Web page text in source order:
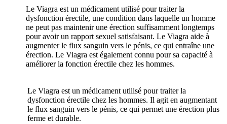
Le Viagra est un médicament utilisé pour traiter la
dysfonction érectile, une condition dans laquelle un homme
ne peut pas maintenir une érection suffisamment longtemps
pour avoir un rapport sexuel satisfaisant. Le Viagra aide à
augmenter le flux sanguin vers le pénis, ce qui entraîne une
érection. Le Viagra est également connu pour sa capacité à
améliorer la fonction érectile chez les hommes.
Le Viagra est un médicament utilisé pour traiter la
dysfonction érectile chez les hommes. Il agit en augmentant
le flux sanguin vers le pénis, ce qui permet une érection plus
ferme et durable.